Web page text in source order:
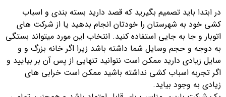
در ابتدا باید تصمیم بگیرید که قصد دارید بسته بندی و اسباب
کشی خود به شهرستان را خودتان انجام بدهید یا از شرکت های
اتوبار و جا به جایی استفاده کنید. انتخاب این مورد میتواند بستگی
به دوجه و حجم وسایل شما داشته باشد زیرا اگر خانه بزرگ و و
سایل زیادی دارید ممکن است نتوانید تنهایی از پس آن بر بیایید و
اگر تجربه اسباب کشی نداشته باشید ممکن است خرابی های
زیادی به وجود بیاید.